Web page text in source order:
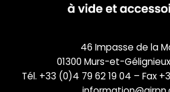
46 Impasse de la
01300 Murs-et-Gélignieux
Tél. +33 (0)4 79 62 19 04 – Fax